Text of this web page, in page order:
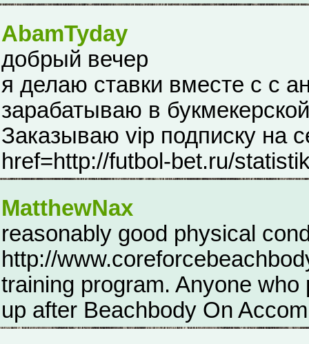
AbamTyday
добрый вечер
я делаю ставки вместе с с
зарабатываю в
Заказываю vip подписку на
href=http://futbol-bet.ru/
MatthewNax
reasonably good physical
http://
training program. Anyone
up after Beachbody On